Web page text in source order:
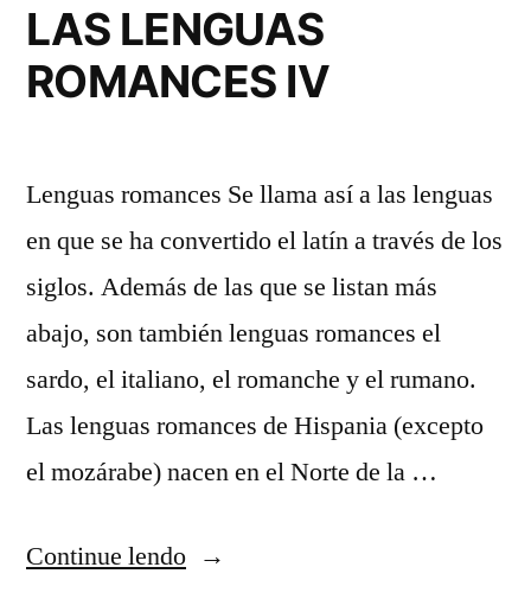
)
LAS LENGUAS
ROMANCES IV
Lenguas romances Se llama así a las lenguas
en que se ha convertido el latín a través de los
siglos. Además de las que se listan más
abajo, son también lenguas romances el
sardo, el italiano, el romanche y el rumano.
Las lenguas romances de Hispania (excepto
el mozárabe) nacen en el Norte de la …
Continue lendo“LAS